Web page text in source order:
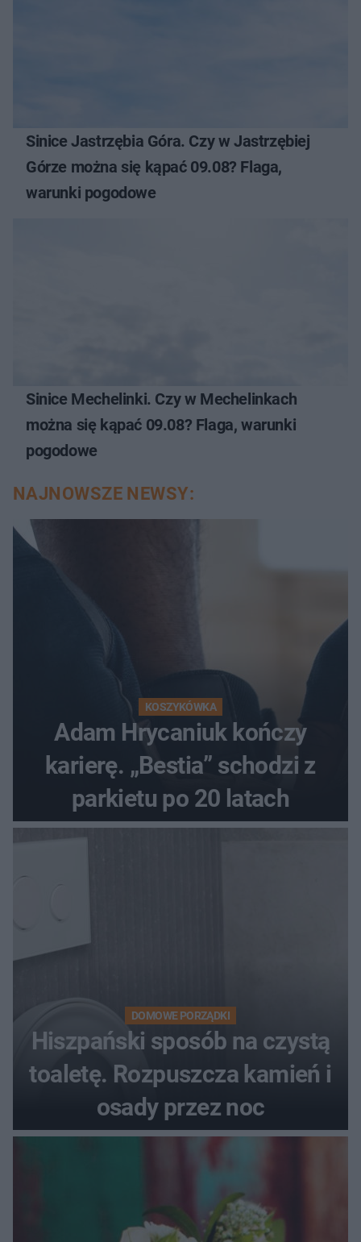
Sinice Jastrzębia Góra. Czy w Jastrzębiej
Górze można się kąpać 09.08? Flaga,
warunki pogodowe
Sinice Mechelinki. Czy w Mechelinkach
można się kąpać 09.08? Flaga, warunki
pogodowe
NAJNOWSZE NEWSY:
KOSZYKÓWKA
Adam Hrycaniuk kończy
karierę. „Bestia” schodzi z
parkietu po 20 latach
DOMOWE PORZĄDKI
Hiszpański sposób na czystą
toaletę. Rozpuszcza kamień i
osady przez noc